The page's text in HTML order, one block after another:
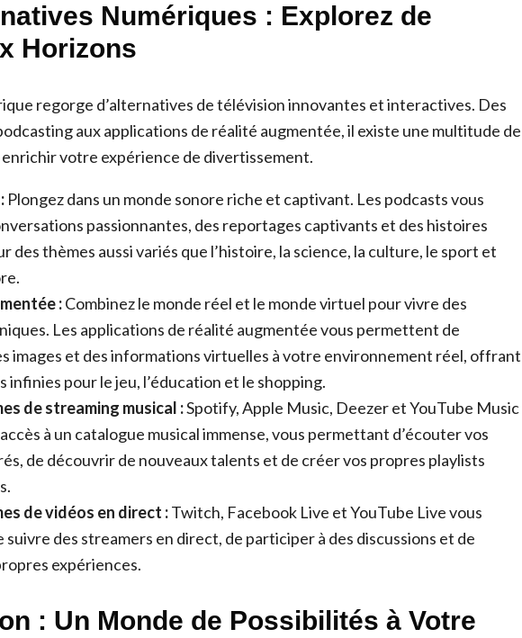
Numériques : Explorez de
Horizons
regorge d’alternatives de télévision innovantes et interactives. Des
aux applications de réalité augmentée, il existe une multitude de
votre expérience de divertissement.
Plongez dans un monde sonore riche et captivant. Les podcasts vous
passionnantes, des reportages captivants et des histoires
des thèmes aussi variés que l’histoire, la science, la culture, le sport et
:Combinez le monde réel et le monde virtuel pour vivre des
Les applications de réalité augmentée vous permettent de
images et des informations virtuelles à votre environnement réel, offrant
infinies pour le jeu, l’éducation et le shopping.
de streaming musical :Spotify, Apple Music, Deezer et YouTube Music
à un catalogue musical immense, vous permettant d’écouter vos
de découvrir de nouveaux talents et de créer vos propres playlists
de vidéos en direct :Twitch, Facebook Live et YouTube Live vous
des streamers en direct, de participer à des discussions et de
expériences.
: Un Monde de Possibilités à Votre